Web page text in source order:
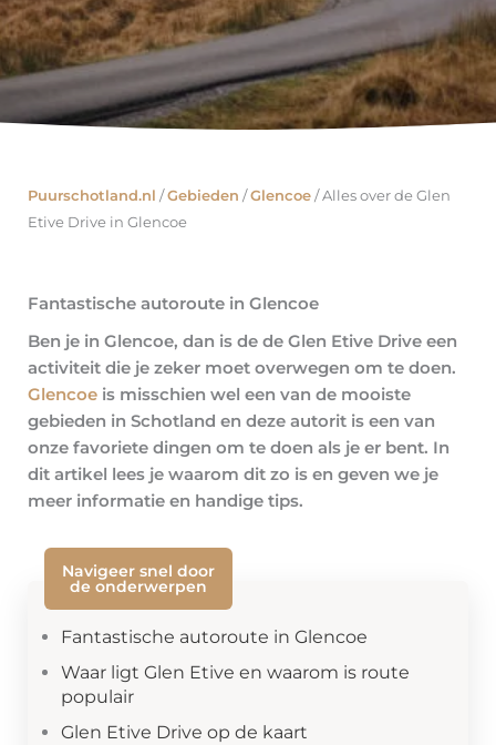
Puurschotland.nl /Gebieden /Glencoe/Alles over de Glen
Etive Drive in Glencoe
Fantastische autoroute in Glencoe
Ben je in Glencoe, dan is de de Glen Etive Drive een
activiteit die je zeker moet overwegen om te doen.
Glencoe is misschien wel een van de mooiste
gebieden in Schotland en deze autorit is een van
onze favoriete dingen om te doen als je er bent. In
dit artikel lees je waarom dit zo is en geven we je
meer informatie en handige tips.
Navigeer snel door
de onderwerpen
Fantastische autoroute in Glencoe
Waar ligt Glen Etive en waarom is route
populair
Glen Etive Drive op de kaart